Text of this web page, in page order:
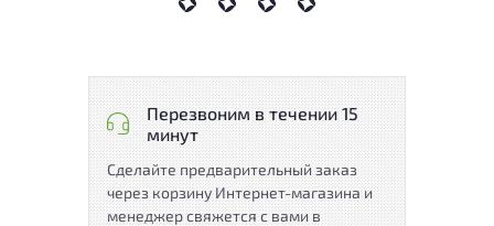
Перезвоним в течении 15
минут
Сделайте предварительный заказ
через корзину Интернет-магазина и
менеджер свяжется с вами в